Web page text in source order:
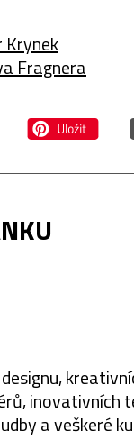
Krynek
Fragnera
inovativních
a veškeré